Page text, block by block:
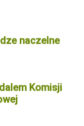
naczelne
Komisji